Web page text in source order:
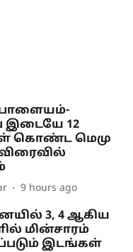
12
கொண்ட மெமு
9 hours ago
3, 4 ஆகிய
மின்சாரம்
இடங்கள்